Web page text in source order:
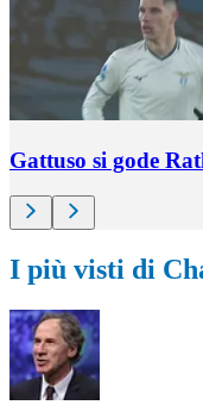
Gattuso si gode
I più visti di